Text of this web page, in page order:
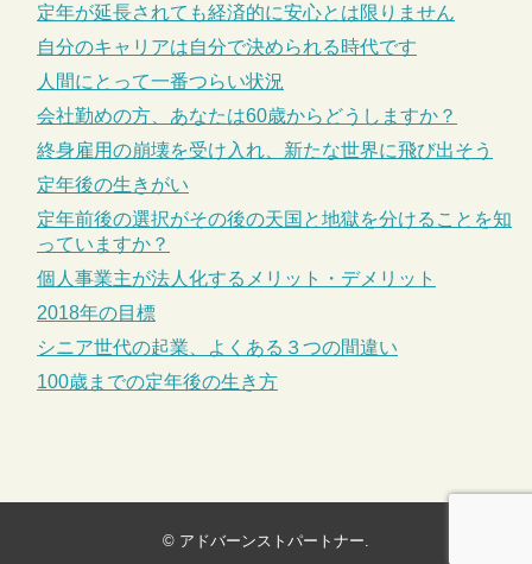
定年が延長されても経済的に安心とは限りません
自分のキャリアは自分で決められる時代です
人間にとって一番つらい状況
会社勤めの方、あなたは60歳からどうしますか？
終身雇用の崩壊を受け入れ、新たな世界に飛び出そう
定年後の生きがい
定年前後の選択がその後の天国と地獄を分けることを知
っていますか？
個人事業主が法人化するメリット・デメリット
2018年の目標
シニア世代の起業、よくある３つの間違い
100歳までの定年後の生き方
© アドバーンストパートナー